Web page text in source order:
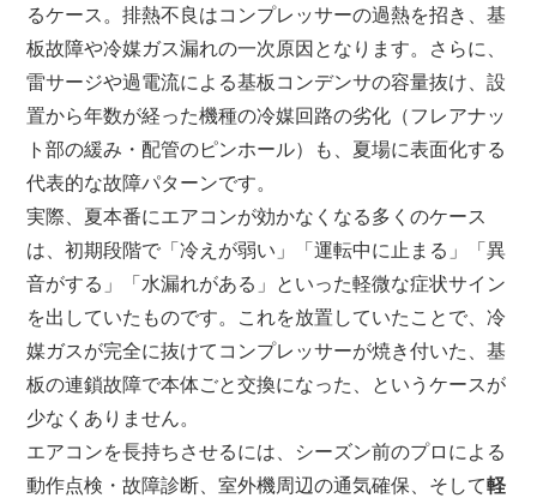
るケース。排熱不良はコンプレッサーの過熱を招き、基
板故障や冷媒ガス漏れの一次原因となります。さらに、
雷サージや過電流による基板コンデンサの容量抜け、設
置から年数が経った機種の冷媒回路の劣化（フレアナッ
ト部の緩み・配管のピンホール）も、夏場に表面化する
代表的な故障パターンです。
実際、夏本番にエアコンが効かなくなる多くのケース
は、初期段階で「冷えが弱い」「運転中に止まる」「異
音がする」「水漏れがある」といった軽微な症状サイン
を出していたものです。これを放置していたことで、冷
媒ガスが完全に抜けてコンプレッサーが焼き付いた、基
板の連鎖故障で本体ごと交換になった、というケースが
少なくありません。
エアコンを長持ちさせるには、シーズン前のプロによる
動作点検・故障診断、室外機周辺の通気確保、そして軽